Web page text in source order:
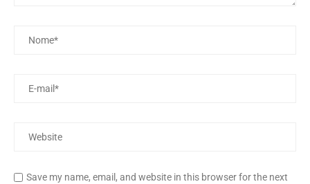
Save my name, email, and website in this browser for the next